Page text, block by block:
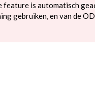
feature is automatisch
gebruiken, en van de